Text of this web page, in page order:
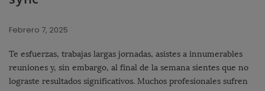
Febrero 7, 2025
Te esfuerzas, trabajas largas jornadas, asistes a innumerables
reuniones y, sin embargo, al final de la semana sientes que no
lograste resultados significativos. Muchos profesionales sufren